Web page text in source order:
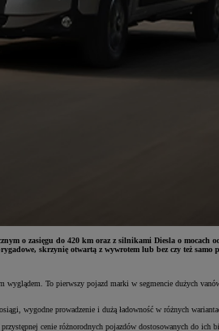
o zasięgu do 420 km oraz z silnikami Diesla o
skrzynię otwartą z wywrotem lub bez czy też samo
To pierwszy pojazd marki w segmencie dużych
wygodne prowadzenie i dużą ładowność w różnych
cenie różnorodnych pojazdów dostosowanych do ich